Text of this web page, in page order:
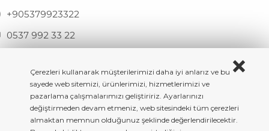
Çerezleri kullanarak müşterilerimizi daha iyi anlarız ve bu
sayede web sitemizi, ürünlerimizi, hizmetlerimizi ve
pazarlama çalışmalarımızı geliştiririz. Ayarlarınızı
değiştirmeden devam etmeniz, web sitesindeki tüm çerezleri
almaktan memnun olduğunuz şeklinde değerlendirilecektir.
+905379923322
0537 992 33 22
Mesudiye Sk. 11A, 34275 Arnavutköy / İSTANBUL
Copyright © 2023 All rigth reserved. HKN Metal - Döküm Masa & Sandalye